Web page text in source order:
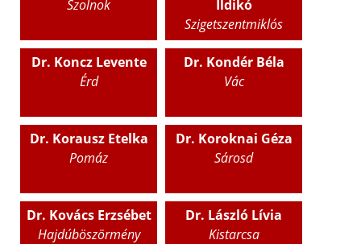
Szolnok
Ildikó
Szigetszentmiklós
Dr. Koncz Levente
Érd
Dr. Kondér Béla
Vác
Dr. Korausz Etelka
Pomáz
Dr. Koroknai Géza
Sárosd
Dr. Kovács Erzsébet
Hajdúböszörmény
Dr. László Lívia
Kistarcsa